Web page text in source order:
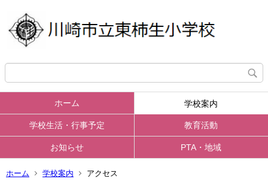
ホーム 学校案内
学校生活・行事予定 教育活動
お知らせ PTA・地域
ホーム 学校案内 アクセス